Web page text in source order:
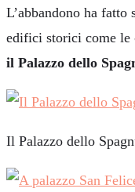
L’abbandono ha fatto
edifici storici come le
il Palazzo dello
Il Palazzo dello